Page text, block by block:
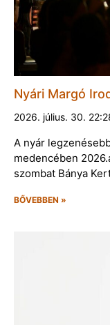
Nyári Margó
2026. július. 30.
A nyár
medencében
szombat Bánya
BŐVEBBEN »